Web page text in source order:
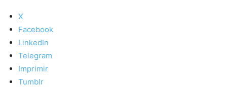
X
Facebook
LinkedIn
Telegram
Imprimir
Tumblr